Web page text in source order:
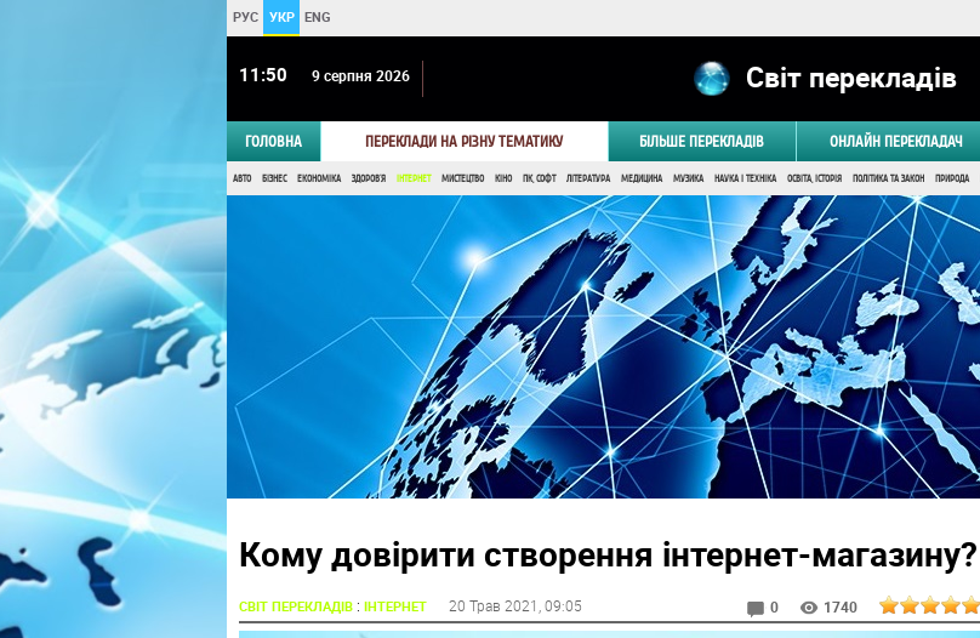
РУС УКР ENG
11 50 9 серпня 2026 Світ перекладів
ГОЛОВНА ПЕРЕКЛАДИ НА РІЗНУ ТЕМАТИКУ БІЛЬШЕ ПЕРЕКЛАДІВ ОНЛАЙН ПЕРЕКЛАДАЧ
АВТО БІЗНЕС ЕКОНОМІКА ЗДОРОВ'Я ІНТЕРНЕТ МИСТЕЦТВО КІНО ПК, СОФТ ЛІТЕРАТУРА МЕДИЦИНА МУЗИКА НАУКА І ТЕХНІКА ОСВІТА, ІСТОРІЯ ПОЛІТИКА ТА ЗАКОН ПРИРОДА
Кому довірити створення інтернет-магазину?
СВІТ ПЕРЕКЛАДІВ: ІНТЕРНЕТ 20 Трав 2021 , 09:05 0 1740